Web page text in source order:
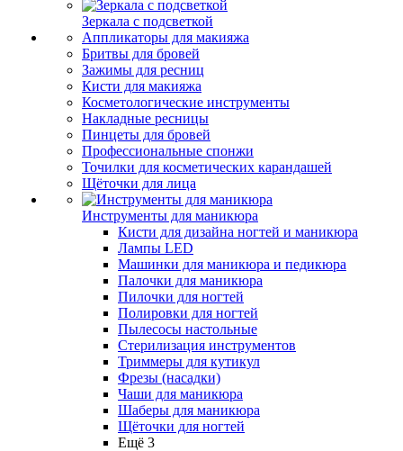
Зеркала с подсветкой
Аппликаторы для макияжа
Бритвы для бровей
Зажимы для ресниц
Кисти для макияжа
Косметологические инструменты
Накладные ресницы
Пинцеты для бровей
Профессиональные спонжи
Точилки для косметических карандашей
Щёточки для лица
Инструменты для маникюра
Кисти для дизайна ногтей и маникюра
Лампы LED
Машинки для маникюра и педикюра
Палочки для маникюра
Пилочки для ногтей
Полировки для ногтей
Пылесосы настольные
Стерилизация инструментов
Триммеры для кутикул
Фрезы (насадки)
Чаши для маникюра
Шаберы для маникюра
Щёточки для ногтей
Ещё 3